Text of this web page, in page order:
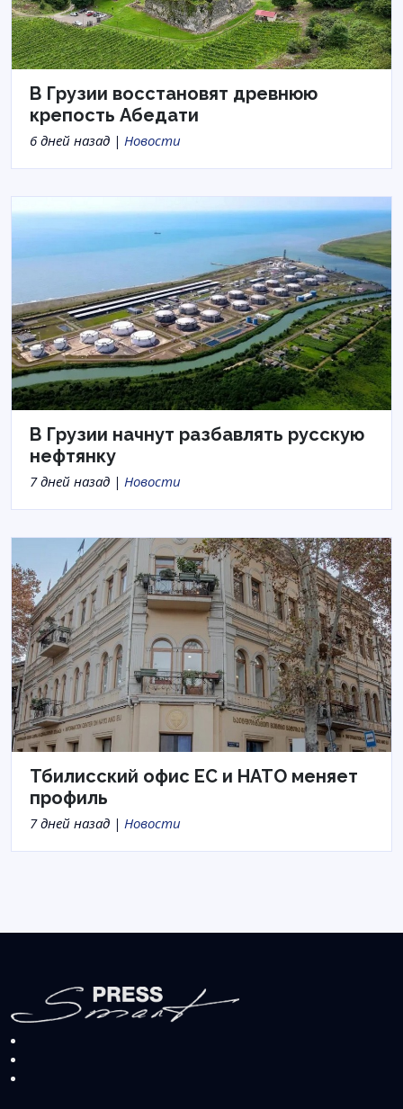
В Грузии восстановят древнюю
крепость Абедати
6 дней назад | Новости
В Грузии начнут разбавлять русскую
нефтянку
7 дней назад | Новости
Тбилисский офис ЕС и НАТО меняет
профиль
7 дней назад | Новости